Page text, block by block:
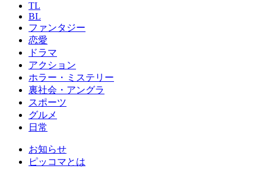
TL
BL
ファンタジー
恋愛
ドラマ
アクション
ホラー・ミステリー
裏社会・アングラ
スポーツ
グルメ
日常
お知らせ
ピッコマとは